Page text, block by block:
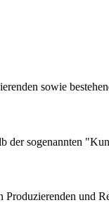
sowie
der sogenannten
und